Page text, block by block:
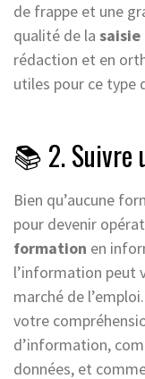
de frappe et une
qualité de la saisie
rédaction et en
utiles pour ce type
📚 2. Suivre
Bien qu’aucune
pour devenir
formation en
l’information peut
marché de
votre
d’information,
données, et